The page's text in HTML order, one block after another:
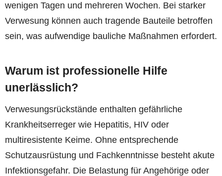
wenigen Tagen und mehreren Wochen. Bei starker
Verwesung können auch tragende Bauteile betroffen
sein, was aufwendige bauliche Maßnahmen erfordert.
Warum ist professionelle Hilfe
unerlässlich?
Verwesungsrückstände enthalten gefährliche
Krankheitserreger wie Hepatitis, HIV oder
multiresistente Keime. Ohne entsprechende
Schutzausrüstung und Fachkenntnisse besteht akute
Infektionsgefahr. Die Belastung für Angehörige oder